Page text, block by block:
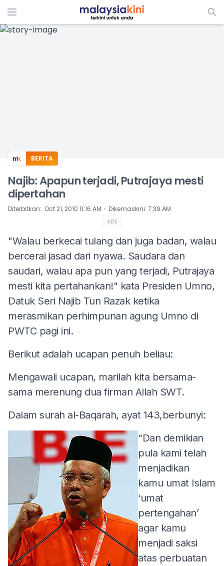
ADS
BERITA
Najib: Apapun terjadi, Putrajaya mesti
dipertahan
Diterbitkan: Oct 21, 2010 11:16 AM ⋅ Dikemaskini: 7:39 AM
ADS
"Walau berkecai tulang dan juga badan, walau
bercerai jasad dari nyawa. Saudara dan
saudari, walau apa pun yang terjadi, Putrajaya
mesti kita pertahankan!" kata Presiden Umno,
Datuk Seri Najib Tun Razak ketika
merasmikan perhimpunan agung Umno di
PWTC pagi ini.
Berikut adalah ucapan penuh beliau:
Mengawali ucapan, marilah kita bersama-
sama merenung dua firman Allah SWT.
Dalam surah al-Baqarah, ayat 143,berbunyi:
“Dan demikian
pula kami telah
menjadikan
kamu umat Islam
‘umat
pertengahan’
agar kamu
menjadi saksi
atas perbuatan